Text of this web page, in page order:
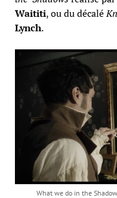
Waititi, ou du décalé
Lynch.
What we do in the